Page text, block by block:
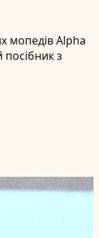
мопедів Alpha
з